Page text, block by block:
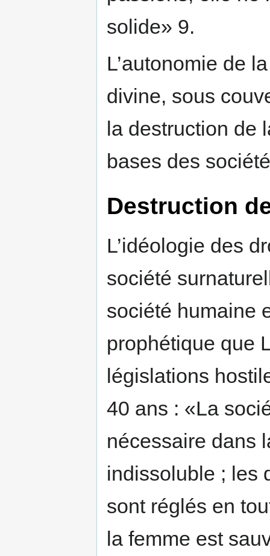
solide» 9.
L’autonomie de
divine, sous
la destruction de
bases des
Destruction
L’idéologie des
société
société humaine
prophétique que
législations
40 ans : «La
nécessaire dans
indissoluble ; les
sont réglés en
la femme est